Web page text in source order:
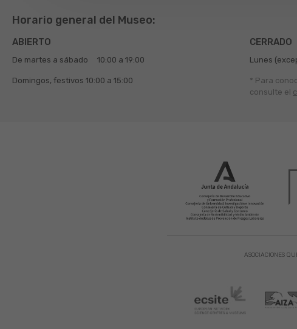
Horario general del Museo:
ABIERTO
De martes a sábado 10:00 a 19:00
Domingos, festivos 10:00 a 15:00
CERRADO
Lunes
* Para
consulte el
ASOCIACIONES